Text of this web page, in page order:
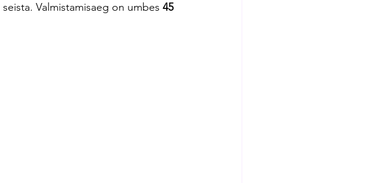
Valmistamisaeg on umbes 45